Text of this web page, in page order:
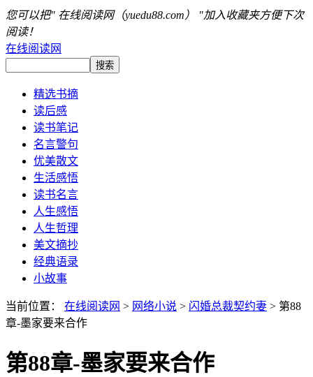
您可以把" 在线阅读网（yuedu88.com） "加入收藏夹方便下次
阅读！
在线阅读网
精选书摘
读后感
读书笔记
名言警句
优美散文
生活感悟
读书名言
人生感悟
人生哲理
美文摘抄
经典语录
小故事
当前位置： 在线阅读网 > 网络小说 > 闪婚总裁契约妻 > 第88
章-墨家要来合作
第88章-墨家要来合作